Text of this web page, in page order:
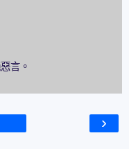
言。
›